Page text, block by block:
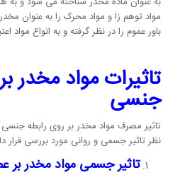
مواد توهم زا و مواد محرک را به عنوان
باور عموم را در نظر گرفته و به انواع مواد
تاثیرات مواد مخدر
جنسی
تاثیر مصرف مواد مخدر بر روی رابطه جنسی
نظر تاثیر جسمی و روانی مورد بررسی قرار
تاثیر جسمی مواد مخدر بر